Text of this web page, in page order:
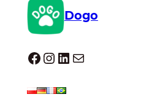
Dogo
Dogo facebook InstagramLinkedIn Correo electrónico